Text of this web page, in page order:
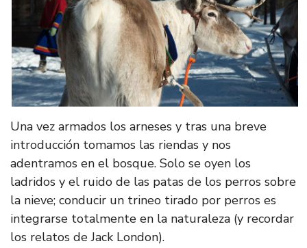
Una vez armados los arneses y tras una breve
introducción tomamos las riendas y nos
adentramos en el bosque. Solo se oyen los
ladridos y el ruido de las patas de los perros sobre
la nieve; conducir un trineo tirado por perros es
integrarse totalmente en la naturaleza (y recordar
los relatos de Jack London).